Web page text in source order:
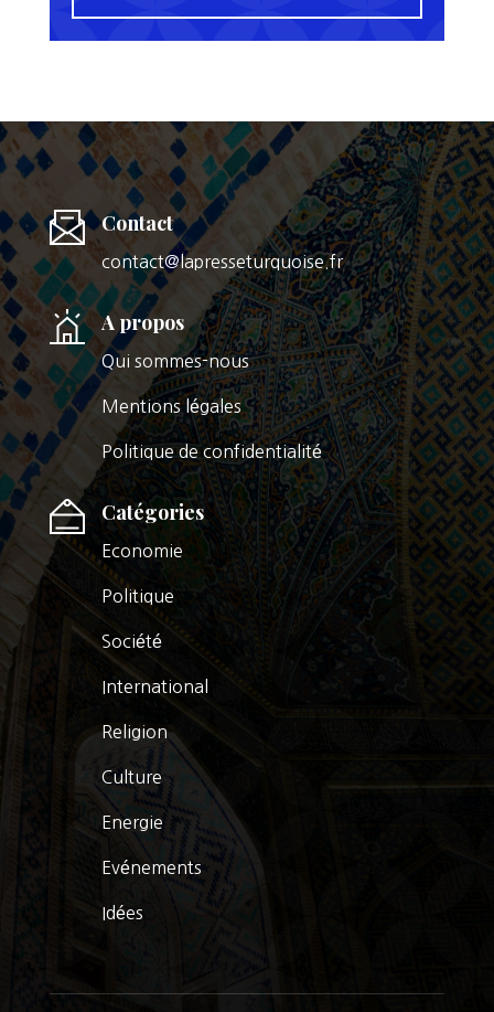
Contact
contact@lapresseturquoise.fr
A propos
Qui sommes-nous
Mentions légales
Politique de confidentialité
Catégories
Economie
Politique
Société
International
Religion
Culture
Energie
Evénements
Idées